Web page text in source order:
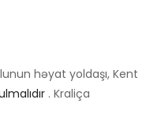
həyat yoldaşı, Kent
. Kraliça